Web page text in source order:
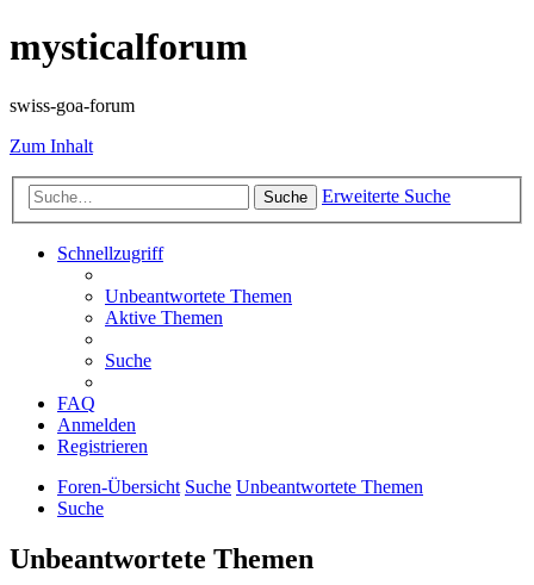
mysticalforum
swiss-goa-forum
Zum Inhalt
Suche Erweiterte Suche
Schnellzugriff
Unbeantwortete Themen
Aktive Themen
Suche
FAQ
Anmelden
Registrieren
Foren-Übersicht Suche Unbeantwortete Themen
Suche
Unbeantwortete Themen